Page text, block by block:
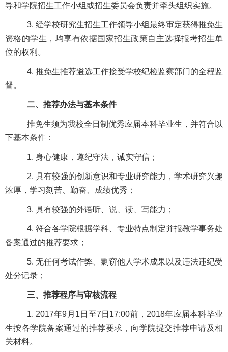
导和学院招生工作小组或招生委员会负责并牵头组织实施。
3. 经学校研究生招生工作领导小组最终审定获得推免生
资格的学生，均享有依据国家招生政策自主选择报考招生单
位的权利。
4. 推免生推荐遴选工作接受学校纪检监察部门的全程监
督。
二、推荐办法与基本条件
推免生须为我校全日制优秀应届本科毕业生，并符合以
下基本条件：
1. 身心健康，遵纪守法，诚实守信；
2. 具有较强的创新意识和专业研究能力，学术研究兴趣
浓厚，学习刻苦、勤奋、成绩优秀；
3. 具有较强的外语听、说、读、写能力；
4. 符合各学院根据学科、专业特点制定并报教学事务处
备案通过的推荐要求；
5. 无任何考试作弊、剽窃他人学术成果以及违法违纪受
处分记录；
三、推荐程序与审核流程
1. 2017年9月1日至7日17:00前，2018年应届本科毕业
生按各学院备案通过的推荐要求，向学院提交推荐申请及相
关材料。